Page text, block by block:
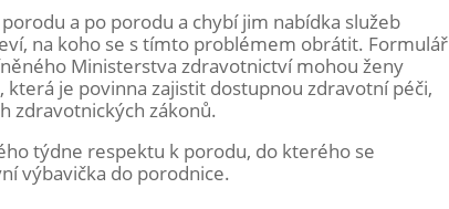
a po porodu a chybí jim nabídka služeb
na koho se s tímto problémem obrátit. Formulář
Ministerstva zdravotnictví mohou ženy
je povinna zajistit dostupnou zdravotní péči,
zdravotnických zákonů.
týdne respektu k porodu, do kterého se
výbavička do porodnice.